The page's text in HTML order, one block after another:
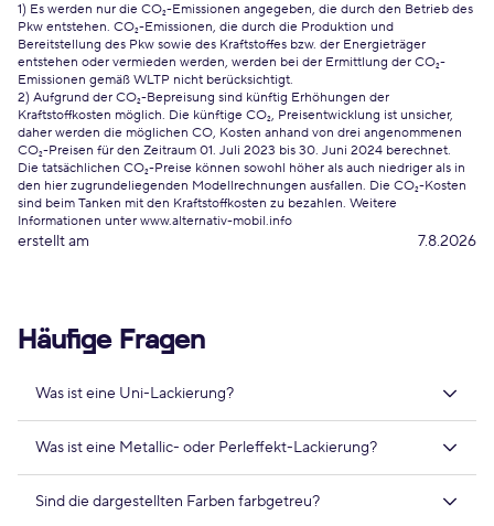
1) Es werden nur die CO₂-Emissionen angegeben, die durch den Betrieb des
Pkw entstehen. CO₂-Emissionen, die durch die Produktion und
Bereitstellung des Pkw sowie des Kraftstoffes bzw. der Energieträger
entstehen oder vermieden werden, werden bei der Ermittlung der CO₂-
Emissionen gemäß WLTP nicht berücksichtigt.
2) Aufgrund der CO₂-Bepreisung sind künftig Erhöhungen der
Kraftstoffkosten möglich. Die künftige CO₂, Preisentwicklung ist unsicher,
daher werden die möglichen CO, Kosten anhand von drei angenommenen
CO₂-Preisen für den Zeitraum 01. Juli 2023 bis 30. Juni 2024 berechnet.
Die tatsächlichen CO₂-Preise können sowohl höher als auch niedriger als in
den hier zugrundeliegenden Modellrechnungen ausfallen. Die CO₂-Kosten
sind beim Tanken mit den Kraftstoffkosten zu bezahlen. Weitere
Informationen unter www.alternativ-mobil.info
erstellt am 7.8.2026
Häufige Fragen
Was ist eine Uni-Lackierung?
Was ist eine Metallic- oder Perleffekt-Lackierung?
Sind die dargestellten Farben farbgetreu?